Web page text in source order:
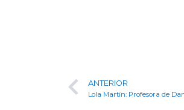
ANTERIOR
Lola Martín: Profesora de